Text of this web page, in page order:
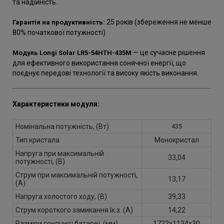
та надійність.
Гарантія на продуктивність: 25 років (збереження не менше
80% початкової потужності)
Модуль Longi Solar LR5-54HTH-435M — це сучасне рішення
для ефективного використання сонячної енергії, що
поєднує передові технології та високу якість виконання.
Характеристики модуля:
Номінальна потужність, (Вт) 435
Тип кристала
Монокристал
Напруга при максимальній
потужності, (В)
33,04
Струм при максимальній потужності,
(A)
13,17
Напруга холостого ходу, (В)
39,33
Струм короткого замикання Iк.з. (A)
14,22